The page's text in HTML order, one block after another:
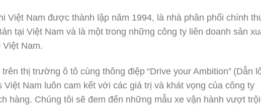
Việt Nam được thành lập năm 1994, là nhà phân phối chính
tại Việt Nam và là một trong những công ty liên doanh sản
Việt Nam.
thị trường ô tô cùng thông điệp “Drive your Ambition” (Dẫn
Việt Nam luôn cam kết với các giá trị và khát vọng của công ty
hàng. Chúng tôi sẽ đem đến những mẫu xe vận hành vượt trội